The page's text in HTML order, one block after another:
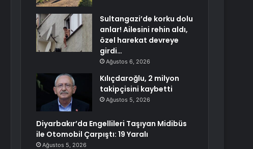
Sultangazi’de korku dolu
anlar! Ailesini rehin aldı,
özel harekat devreye
girdi…
Ağustos 6, 2026
Kılıçdaroğlu, 2 milyon
takipçisini kaybetti
Ağustos 5, 2026
Diyarbakır’da Engellileri Taşıyan Midibüs
ile Otomobil Çarpıştı: 19 Yaralı
Ağustos 5, 2026